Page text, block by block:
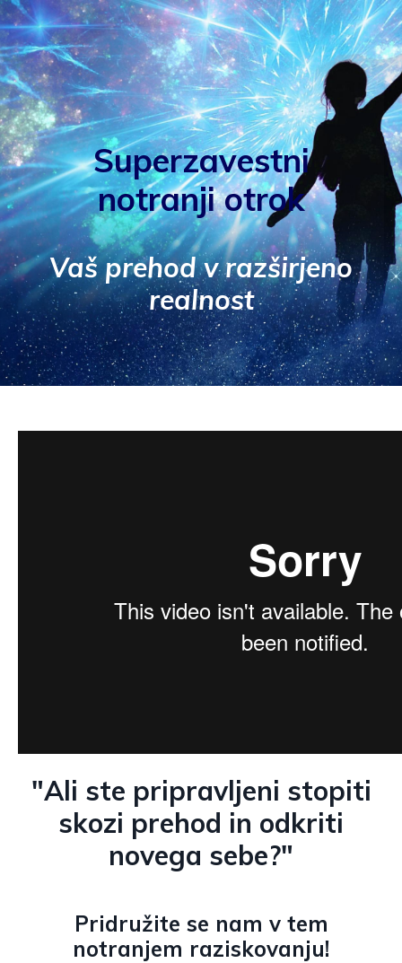
Superzavestni
notranji otrok
Vaš prehod v razširjeno
realnost
"Ali ste pripravljeni stopiti
skozi prehod in odkriti
novega sebe?"
Pridružite se nam v tem
notranjem raziskovanju!